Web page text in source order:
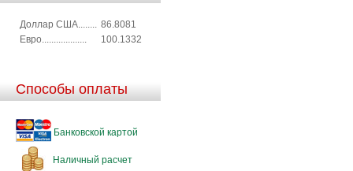
Доллар США........ 86.8081
Евро...................
100.1332
Способы оплаты
Банковской картой
Наличный расчет